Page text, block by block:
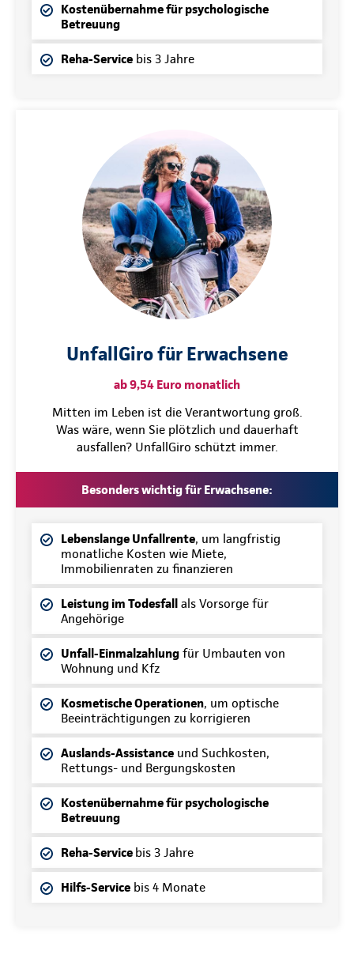
Kostenübernahme für psychologische
Betreuung
Reha-Service bis 3 Jahre
UnfallGiro für Erwachsene
ab 9,54 Euro monatlich
Mitten im Leben ist die Verantwortung groß.
Was wäre, wenn Sie plötzlich und dauerhaft
ausfallen? UnfallGiro schützt immer.
Besonders wichtig für Erwachsene:
Lebenslange Unfallrente, um langfristig
monatliche Kosten wie Miete,
Immobilienraten zu finanzieren
Leistung im Todesfall
als Vorsorge für
Angehörige
Unfall-Einmalzahlung für Umbauten von
Wohnung und Kfz
Kosmetische Operationen, um optische
Beeinträchtigungen zu korrigieren
Auslands-Assistance und Suchkosten,
Rettungs- und Bergungskosten
Kostenübernahme für psychologische
Betreuung
Reha-Service bis 3 Jahre
Hilfs-Service bis 4 Monate